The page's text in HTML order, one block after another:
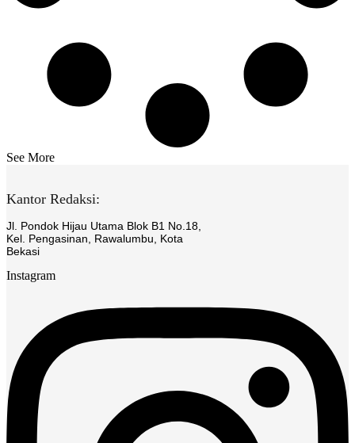
See More
Kantor Redaksi:
Jl. Pondok Hijau Utama Blok B1 No.18,
Kel. Pengasinan, Rawalumbu, Kota
Bekasi
Instagram